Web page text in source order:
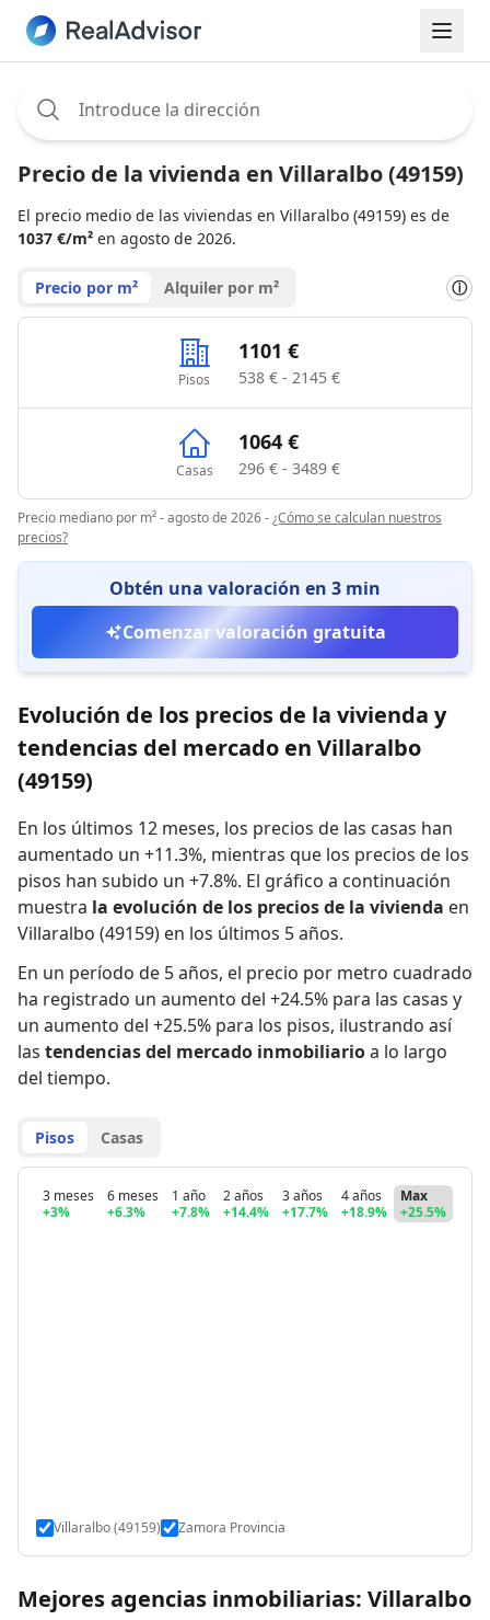
Precio de la vivienda en Villaralbo (49159)
El precio medio de las viviendas en Villaralbo (49159) es de
1037 €/m² en agosto de 2026.
Precio por m² Alquiler por m² ⓘ
Pisos
1101 €
538 € - 2145 €
Casas
1064 €
296 € - 3489 €
Precio mediano por m² - agosto de 2026-¿Cómo se calculan nuestros
precios?
Obtén una valoración en 3 min
Comenzar valoración gratuita
Evolución de los precios de la vivienda y
tendencias del mercado en Villaralbo
(49159)
En los últimos 12 meses, los precios de las casas han
aumentado un +11.3%, mientras que los precios de los
pisos han subido un +7.8%. El gráfico a continuación
muestra la evolución de los precios de la vivienda en
Villaralbo (49159) en los últimos 5 años.
En un período de 5 años, el precio por metro cuadrado
ha registrado un aumento del +24.5% para las casas y
un aumento del +25.5% para los pisos, ilustrando así
las tendencias del mercado inmobiliarioa lo largo
del tiempo.
Pisos Casas
3 meses
+3%
6 meses
+6.3%
1 año
+7.8%
2 años
+14.4%
3 años
+17.7%
4 años
+18.9%
Max
+25.5%
Villaralbo (49159) Zamora Provincia
Mejores agencias inmobiliarias: Villaralbo